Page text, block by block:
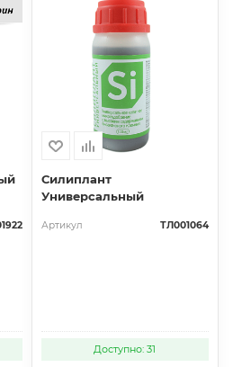
Силиплант
Универсальный
Артикул ТЛ001064
Доступно: 31